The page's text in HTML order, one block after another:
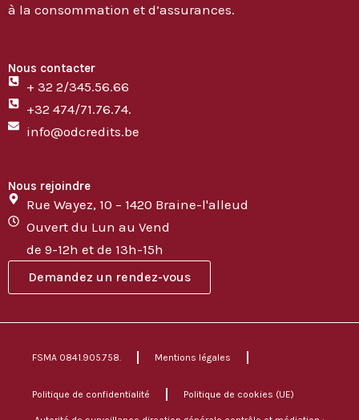
à la consommation et d’assurances.
Nous contacter
+ 32 2/345.56.66
+32 474/71.76.74.
info@odcredits.be
Nous rejoindre
Rue Wayez, 10 – 1420 Braine-l'alleud
Ouvert du Lun au Vend
de 9-12h et de 13h-15h
Demandez un rendez-vous
FSMA 0841.905.758. Mentions légales
Politique de confidentialité Politique de cookies (UE)